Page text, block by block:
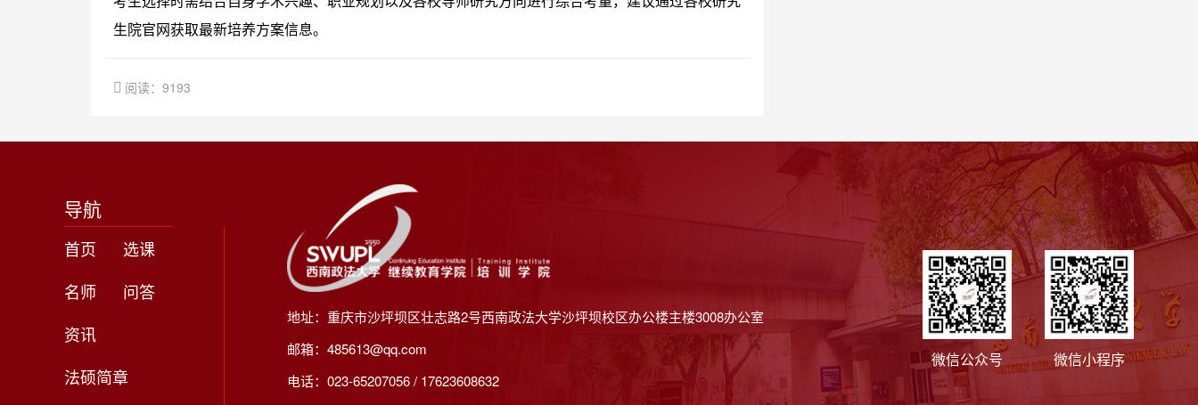
生院官网获取最新培养方案信息。
阅读：9193
导航
首页
选课
名师
问答
资讯
法硕简章
地址：重庆市沙坪坝区壮志路2号西南政法大学沙坪坝校区办公楼主楼3008办公室
邮箱：485613@qq.com
电话：023-65207056 / 17623608632
微信公众号 微信小程序